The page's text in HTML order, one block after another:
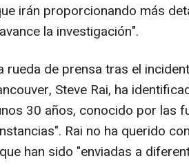
irán proporcionando más
la investigación".
rueda de prensa tras el
Steve Rai, ha
30 años, conocido por las
Rai no ha querido
han sido "enviadas a